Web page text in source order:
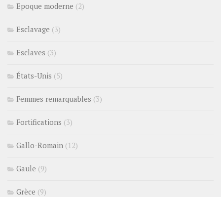
Epoque moderne (2)
Esclavage (3)
Esclaves (3)
États-Unis (5)
Femmes remarquables (3)
Fortifications (3)
Gallo-Romain (12)
Gaule (9)
Grèce (9)